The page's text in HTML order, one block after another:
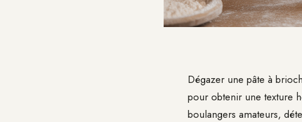
Dégazer une pâte à
pour obtenir une texture
boulangers amateurs,